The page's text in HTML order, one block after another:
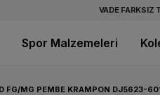
VADE FARKSIZ
Spor Malzemeleri
FG/MG PEMBE KRAMPON DJ5623-